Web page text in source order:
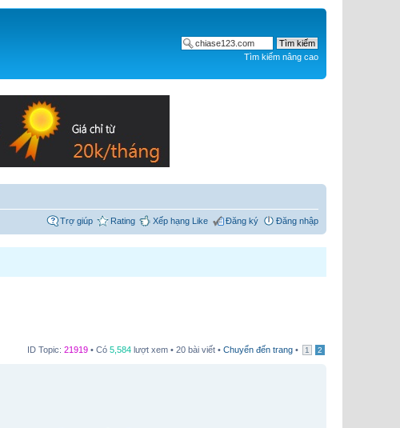
Tìm kiếm nâng cao
Trợ giúp Rating Xếp hạng Like Đăng ký Đăng nhập
ID Topic: 21919 • Có 5,584 lượt xem • 20 bài viết • Chuyển đến trang • 1 2